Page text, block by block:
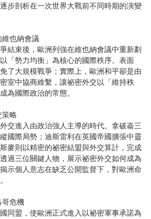
步剖析在一次世界大戰前不同時期的演變
維也納會議
結束後，歐洲列強在維也納會議中重新劃
「勢力均衡」為核心的國際秩序。表面
了大規模戰爭；實際上，歐洲和平卻是由
室中協商維繫，讓祕密外交以「維持秩
為國際政治的常態。
策略
交進入由政治強人主導的時代。拿破崙三
國際局勢；迪斯雷利在英國帝國擴張中靈
麥則以精密的祕密結盟與外交算計，完成
過三位關鍵人物，展示祕密外交如何成為
示個人意志在缺乏公開監督下，對歐洲命
哥危機
同盟，使歐洲正式進入以祕密軍事承諾為